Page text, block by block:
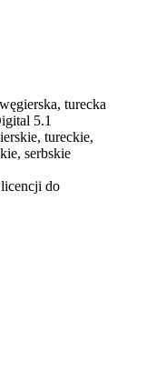
turecka
5.1
tureckie,
serbskie
do